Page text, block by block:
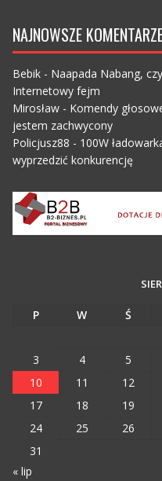
NAJNOWSZE
Bebik- Naapada Nabang,
Internetowy fejm
Mirosław- Komendy
jestem zachwycony
Policjusz88 - 100W
wyprzedzić konkurencję
P W Ś
3
4 5
10
11 12
17
18 19
24
25 26
31
« lip